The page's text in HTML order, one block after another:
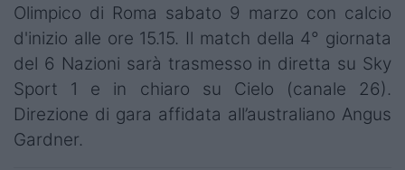
Olimpico di Roma sabato 9 marzo con calcio
d'inizio alle ore 15.15. Il match della 4° giornata
del 6 Nazioni sarà trasmesso in diretta su Sky
Sport 1 e in chiaro su Cielo (canale 26).
Direzione di gara affidata all’australiano Angus
Gardner.